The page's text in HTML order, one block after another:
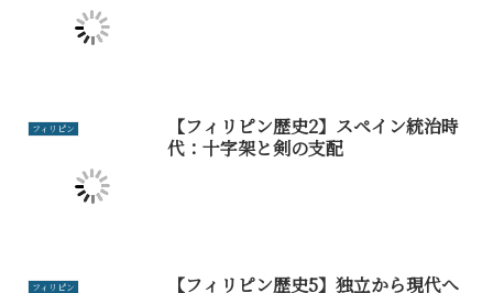
フィリピン
【フィリピン歴史2】スペイン統治時
代：十字架と剣の支配
フィリピン
【フィリピン歴史5】独立から現代へ